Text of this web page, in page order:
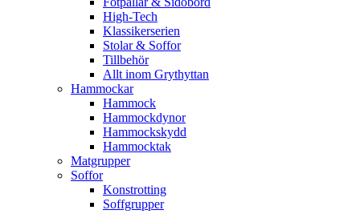
High-Tech
Klassikerserien
Stolar & Soffor
Tillbehör
Allt inom Grythyttan
Hammockar
Hammock
Hammockdynor
Hammockskydd
Hammocktak
Matgrupper
Soffor
Konstrotting
Soffgrupper